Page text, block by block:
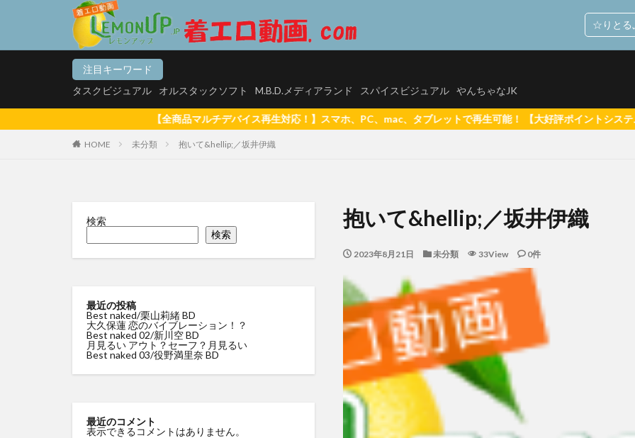
☆りとる
注目キーワード
タスクビジュアル
オルスタックソフト M.B.D.メディアランド スパイスビジュアル やんちゃなJK
【全商品マルチデバイス再生対応！】スマホ、PC、mac、タブレットで再生可能！ 【大好評ポイントシステム5%還元(1ポイ
HOME 未分類 抱いて&hellip;／坂井伊織
抱いて&hellip;／坂井伊織
2023年8月21日 未分類 33View 0件
検索
検索
最近の投稿
Best naked/栗山莉緒 BD
大久保蓮 恋のバイブレーション！？
Best naked 02/新川空 BD
月見るい アウト？セーフ？月見るい
Best naked 03/役野満里奈 BD
最近のコメント
表示できるコメントはありません。
タスクビジュアル オルスタックソフト M.B.D.メディアランド スパイスビジュアル やんちゃなJK
カテゴリー
里山さえこ 羽稲澪 シースルーラブ 羽稲澪
素肌のまま
玉置梓 清純クロニクル 玉置梓 潮見晴香 清楚なくせに生イキだ
河内菜々星 やっぱり10代（TEEN）が好き
河内菜々星 桑田彩 異彩
来生かほ じゅーしぃアイドルはＨに発育中！〜来生かほ６年ぶりに再デビュー〜
星乃もこ グラドルでは ダメ ですか？ 星乃もこ 峰りなこ ふわむち
小林せつな 岡山弁に恋して！ 小林せつな
メイリ 貴方のものにして
検索